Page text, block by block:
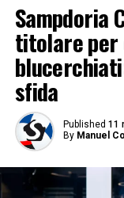
Sampdoria
titolare per
sfida
Published 11
By Manuel